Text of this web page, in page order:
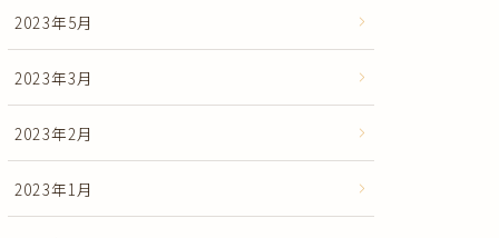
2023年5月
2023年3月
2023年2月
2023年1月